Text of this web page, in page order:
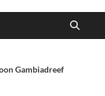
Gambiadreef